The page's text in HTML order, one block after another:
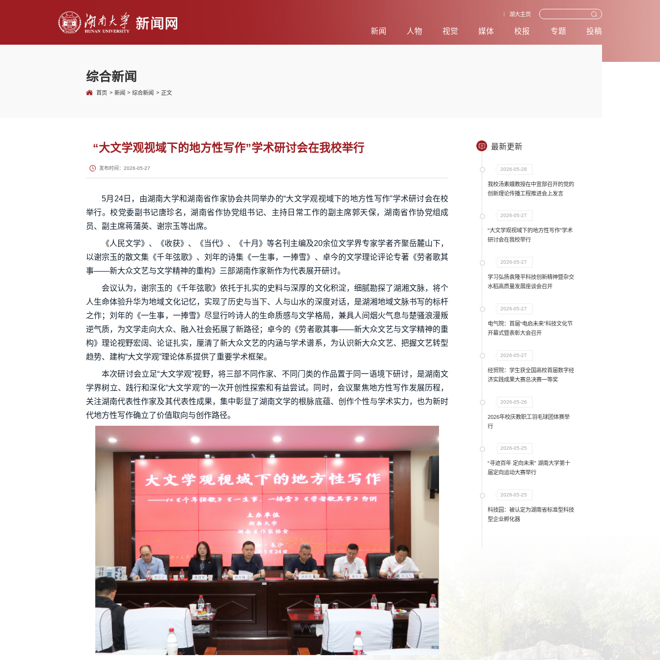
湖大主页
新闻 人物 视觉 媒体 校报 专题 投稿
综合新闻
首页 > 新闻 > 综合新闻 > 正文
“大文学观视域下的地方性写作”学术研讨会在我校举行
发布时间：2026-05-27
5月24日，由湖南大学和湖南省作家协会共同举办的“大文学观视域下的地方性写作”学术研讨会在校
举行。校党委副书记唐珍名，湖南省作协党组书记、主持日常工作的副主席郭天保，湖南省作协党组成
员、副主席蒋蒲英、谢宗玉等出席。
《人民文学》、《收获》、《当代》、《十月》等名刊主编及20余位文学界专家学者齐聚岳麓山下，
以谢宗玉的散文集《千年弦歌》、刘年的诗集《一生事，一捧雪》、卓今的文学理论评论专著《劳者歌其
事——新大众文艺与文学精神的重构》三部湖南作家新作为代表展开研讨。
会议认为，谢宗玉的《千年弦歌》依托于扎实的史料与深厚的文化积淀，细腻勘探了湖湘文脉，将个
人生命体验升华为地域文化记忆，实现了历史与当下、人与山水的深度对话，是湖湘地域文脉书写的标杆
之作；刘年的《一生事，一捧雪》尽显行吟诗人的生命质感与文学格局，兼具人间烟火气息与楚骚浪漫叛
逆气质，为文学走向大众、融入社会拓展了新路径；卓今的《劳者歌其事——新大众文艺与文学精神的重
构》理论视野宏阔、论证扎实，厘清了新大众文艺的内涵与学术谱系，为认识新大众文艺、把握文艺转型
趋势、建构“大文学观”理论体系提供了重要学术框架。
本次研讨会立足“大文学观”视野，将三部不同作家、不同门类的作品置于同一语境下研讨，是湖南文
学界树立、践行和深化“大文学观”的一次开创性探索和有益尝试。同时，会议聚焦地方性写作发展历程，
关注湖南代表性作家及其代表性成果，集中彰显了湖南文学的根脉底蕴、创作个性与学术实力，也为新时
代地方性写作确立了价值取向与创作路径。
最新更新
2026-05-28
我校汤素娥教授在中宣部召开的党的
创新理论传播工程推进会上发言
2026-05-27
“大文学观视域下的地方性写作”学术
研讨会在我校举行
2026-05-27
学习弘扬袁隆平科技创新精神暨杂交
水稻高质量发展座谈会召开
2026-05-27
电气院：首届“电启未来”科技文化节
开幕式暨表彰大会召开
2026-05-27
经贸院：学生获全国高校首届数字经
济实践成果大赛总决赛一等奖
2026-05-26
2026年校庆教职工羽毛球团体赛举
行
2026-05-25
“寻迹百年 定向未来” 湖南大学第十
届定向运动大赛举行
2026-05-25
科技园：被认定为湖南省标准型科技
型企业孵化器